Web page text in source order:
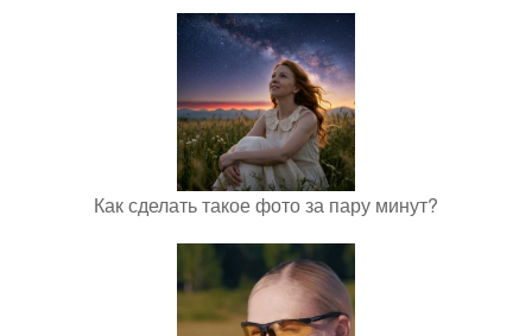
Как сделать такое фото за пару минут?